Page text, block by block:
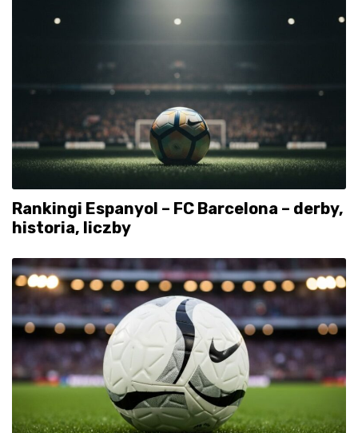
Rankingi Espanyol – FC Barcelona – derby,
historia, liczby